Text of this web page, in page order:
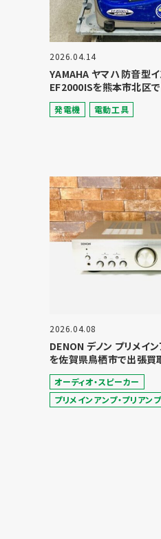
2026.04.14
YAMAHA ヤマハ 防音型
EF2000ISを熊本市北区
発電機 電動⼯具
2026.04.08
DENON デノン プリメイ
を佐賀県鳥栖市で出張買
オーディオ・スピーカー
プリメインアンプ・プリアン